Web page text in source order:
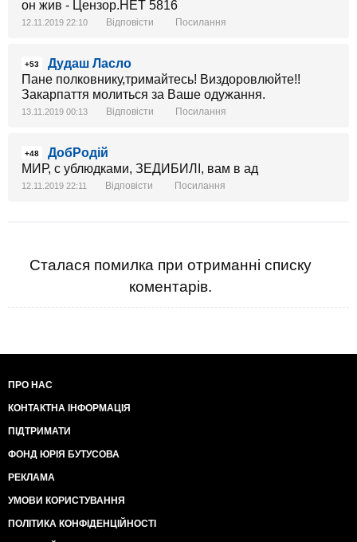
12.11.2019 22:10 Відповісти Посилання
+53
Дудаш Ласло
Пане полковнику,тримайтесь! Виздоровлюйте!!
Закарпаття молиться за Ваше одужання.
13.11.2019 00:13 Відповісти Посилання
+48
ДобРодій
МИР, с ублюдками, ЗЕДИБИЛІ, вам в ад
12.11.2019 22:11 Відповісти Посилання
Сталася помилка при отриманні списку
коментарів.
ПРО НАС
КОНТАКТНА ІНФОРМАЦІЯ
ПІДТРИМАТИ
ФОНД ЮРІЯ БУТУСОВА
РЕКЛАМА
УМОВИ КОРИСТУВАННЯ
ПОЛІТИКА КОНФІДЕНЦІЙНОСТІ